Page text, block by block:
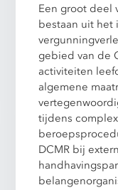
Een groot deel
bestaan uit het
gebied van de
activiteiten
algemene
tijdens
DCMR bij